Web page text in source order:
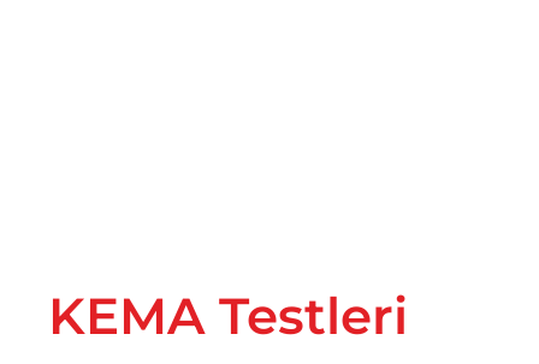
KEMA Testleri